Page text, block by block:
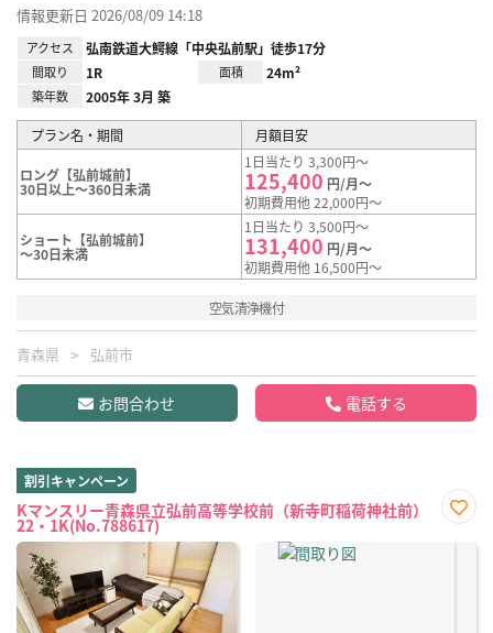
情報更新日 2026/08/09 14:18
アクセス 弘南鉄道大鰐線「中央弘前駅」徒歩17分
間取り 1R 面積 24m²
築年数 2005年 3月 築
プラン名・期間 月額目安
ロング【弘前城前】
30日以上～360日未満
1日当たり 3,300円～
125,400 円/月～
初期費用他 22,000円～
ショート【弘前城前】
～30日未満
1日当たり 3,500円～
131,400 円/月～
初期費用他 16,500円～
空気清浄機付
青森県 弘前市
お問合わせ 電話する
割引キャンペーン
Kマンスリー青森県立弘前高等学校前（新寺町稲荷神社前）
22・1K(No.788617)
に入